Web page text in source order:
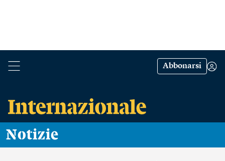
Abbonarsi
Notizie